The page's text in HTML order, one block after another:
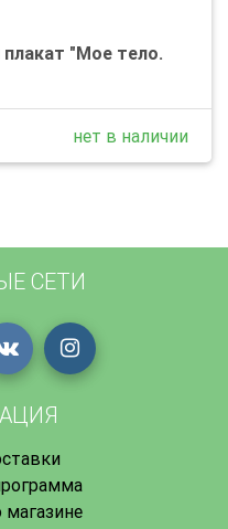
"Мое тело.
нет в наличии
СЕТИ